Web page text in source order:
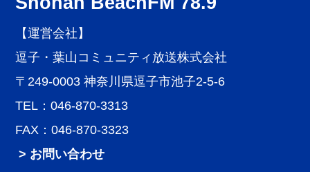
【運営会社】
逗子・葉山コミュニティ放送株式会社
〒249-0003 神奈川県逗子市池子2-5-6
TEL：046-870-3313
FAX：046-870-3323
> お問い合わせ